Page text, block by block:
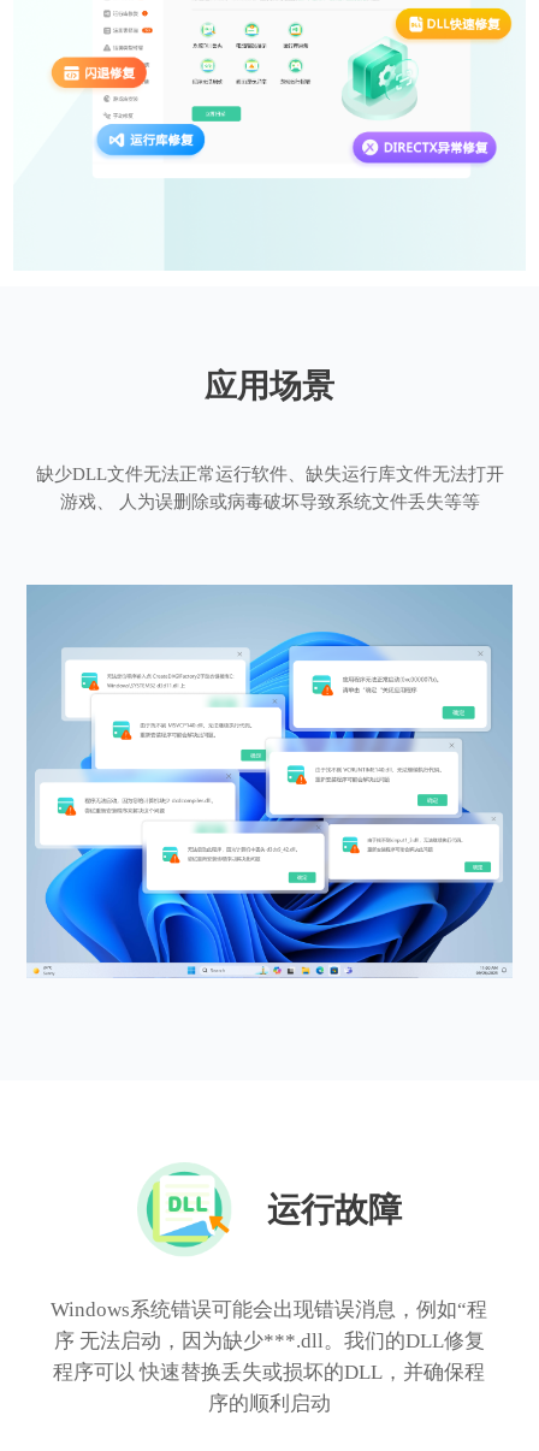
应用场景
缺少DLL文件无法正常运行软件、缺失运行库文件无法打开
游戏、 人为误删除或病毒破坏导致系统文件丢失等等
运行故障
Windows系统错误可能会出现错误消息，例如“程
序 无法启动，因为缺少***.dll。我们的DLL修复
程序可以 快速替换丢失或损坏的DLL，并确保程
序的顺利启动